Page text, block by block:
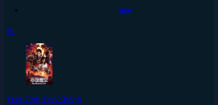
Năm
#1
Thôn Phệ Tinh Không